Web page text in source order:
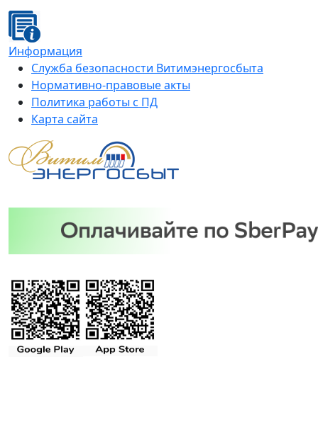
Информация
Служба безопасности Витимэнергосбыта
Нормативно-правовые акты
Политика работы с ПД
Карта сайта